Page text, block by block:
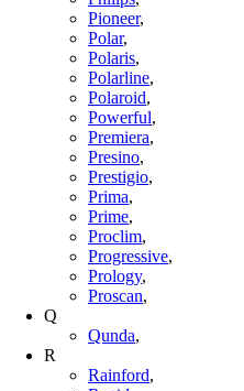
Pioneer,
Polar,
Polaris,
Polarline,
Polaroid,
Powerful,
Premiera,
Presino,
Prestigio,
Prima,
Prime,
Proclim,
Progressive,
Prology,
Proscan,
Q
Qunda,
R
Rainford,